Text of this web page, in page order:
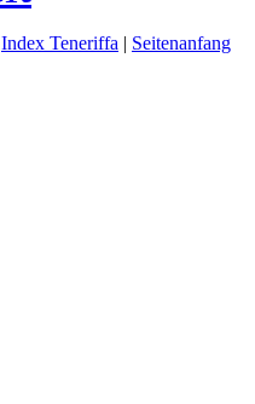
Index Teneriffa | Seitenanfang